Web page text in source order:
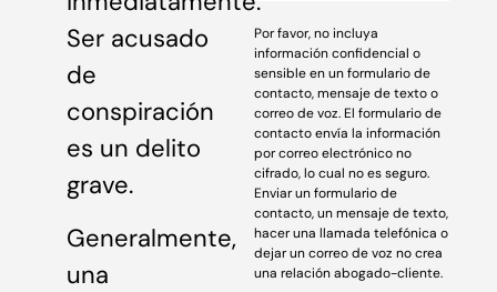
Ser acusado
de
conspiración
es un delito
grave.
Generalmente,
una
Por favor, no incluya
información confidencial o
sensible en un formulario de
contacto, mensaje de texto o
correo de voz. El formulario de
contacto envía la información
por correo electrónico no
cifrado, lo cual no es seguro.
Enviar un formulario de
contacto, un mensaje de texto,
hacer una llamada telefónica o
dejar un correo de voz no crea
una relación abogado-cliente.